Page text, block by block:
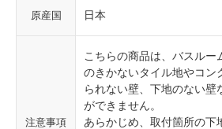
原産国 日本
注意事項
こちらの商品は、バスルー
のきかないタイル地やコン
られない壁、下地のない壁
ができません。
あらかじめ、取付箇所の下